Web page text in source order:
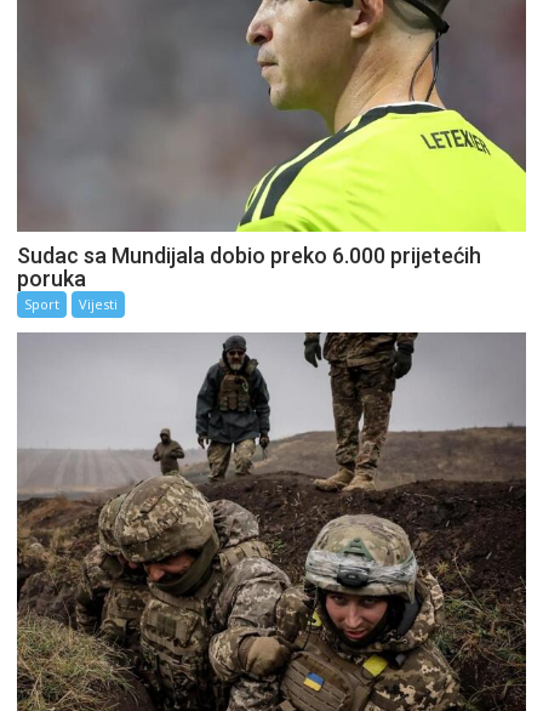
Sudac sa Mundijala dobio preko 6.000 prijetećih
poruka
Sport Vijesti